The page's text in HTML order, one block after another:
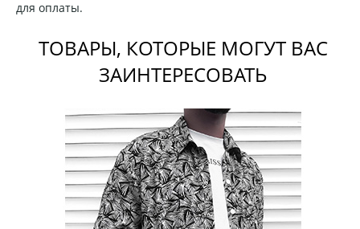
для оплаты.
ТОВАРЫ, КОТОРЫЕ МОГУТ ВАС
ЗАИНТЕРЕСОВАТЬ